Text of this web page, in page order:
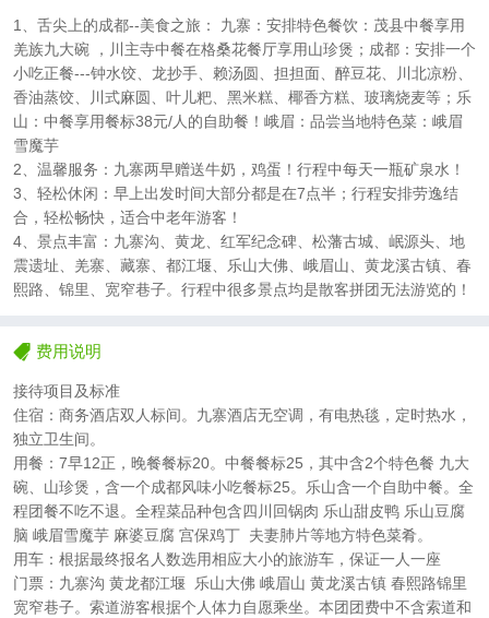
1、舌尖上的成都--美食之旅： 九寨：安排特色餐饮：茂县中餐享用
羌族九大碗 ，川主寺中餐在格桑花餐厅享用山珍煲；成都：安排一个
小吃正餐---钟水饺、龙抄手、赖汤圆、担担面、醉豆花、川北凉粉、
香油蒸饺、川式麻圆、叶儿粑、黑米糕、椰香方糕、玻璃烧麦等；乐
山：中餐享用餐标38元/人的自助餐！峨眉：品尝当地特色菜：峨眉
雪魔芋
2、温馨服务：九寨两早赠送牛奶，鸡蛋！行程中每天一瓶矿泉水！
3、轻松休闲：早上出发时间大部分都是在7点半；行程安排劳逸结
合，轻松畅快，适合中老年游客！
4、景点丰富：九寨沟、黄龙、红军纪念碑、松藩古城、岷源头、地
震遗址、羌寨、藏寨、都江堰、乐山大佛、峨眉山、黄龙溪古镇、春
熙路、锦里、宽窄巷子。行程中很多景点均是散客拼团无法游览的！
费用说明
接待项目及标准
住宿：商务酒店双人标间。九寨酒店无空调，有电热毯，定时热水，
独立卫生间。
用餐：7早12正，晚餐餐标20。中餐餐标25，其中含2个特色餐 九大
碗、山珍煲，含一个成都风味小吃餐标25。乐山含一个自助中餐。全
程团餐不吃不退。全程菜品种包含四川回锅肉 乐山甜皮鸭 乐山豆腐
脑 峨眉雪魔芋 麻婆豆腐 宫保鸡丁 夫妻肺片等地方特色菜肴。
用车：根据最终报名人数选用相应大小的旅游车，保证一人一座
门票：九寨沟 黄龙都江堰 乐山大佛 峨眉山 黄龙溪古镇 春熙路锦里
宽窄巷子。索道游客根据个人体力自愿乘坐。本团团费中不含索道和